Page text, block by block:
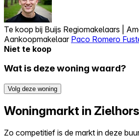
Te koop bij Buijs Regiomakelaars |
Aankoopmakelaar Paco Romero
Niet te koop
Wat is deze woning waard?
Volg deze woning
Woningmarkt in
Zo competitief is de markt in deze